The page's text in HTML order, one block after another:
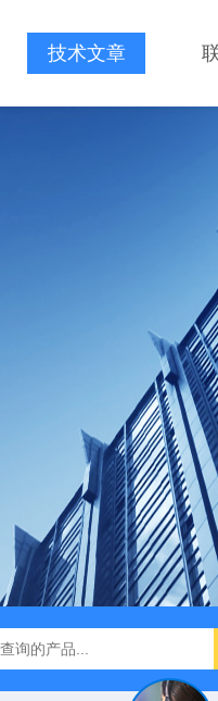
技术文章
PC-2200/2300进口激光